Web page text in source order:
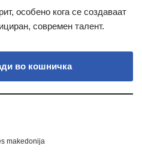
особено кога се создаваат
современ талент.
во кошничка
makedonija